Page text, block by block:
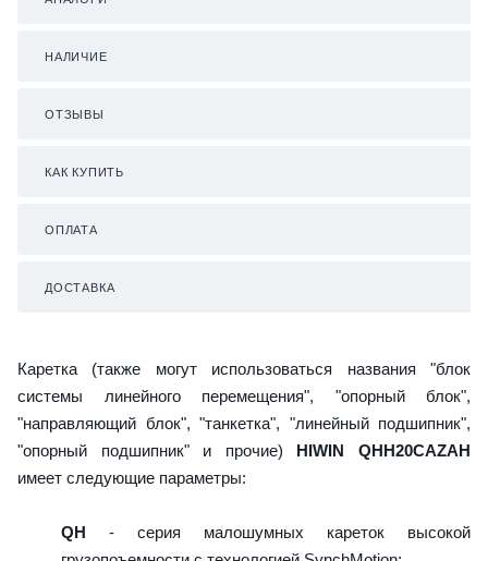
НАЛИЧИЕ
ОТЗЫВЫ
КАК КУПИТЬ
ОПЛАТА
ДОСТАВКА
Каретка (также могут использоваться названия "блок
системы линейного перемещения", "опорный блок",
"направляющий блок", "танкетка", "линейный подшипник",
"опорный подшипник" и прочие) HIWIN QHH20CAZAH
имеет следующие параметры:
QH - серия малошумных кареток высокой